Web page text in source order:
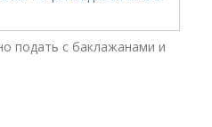
подать с баклажанами и